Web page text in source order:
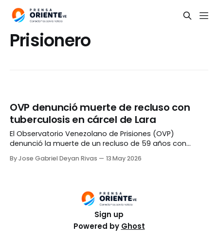
Prisionero
OVP denunció muerte de recluso con
tuberculosis en cárcel de Lara
El Observatorio Venezolano de Prisiones (OVP)
denunció la muerte de un recluso de 59 años con
Barquisimeto, estado Lara. De acuerdo a la
la vida el pasado martes, convirtiéndose en
By Jose Gabriel Deyan Rivas 13 May 2026
Sign up
Powered by Ghost